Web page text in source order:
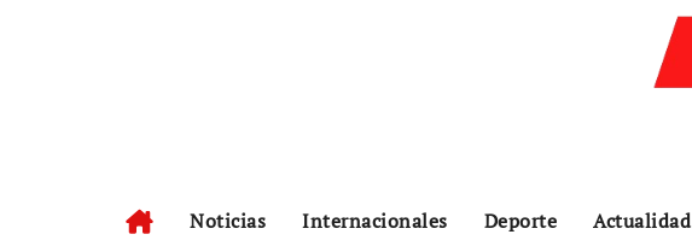
Noticias Internacionales Deporte Actualidad